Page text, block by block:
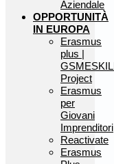
Aziendale
OPPORTUNITÀ
IN EUROPA
Erasmus
plus |
Project
Erasmus
per
Giovani
Imprenditori
Reactivate
Erasmus